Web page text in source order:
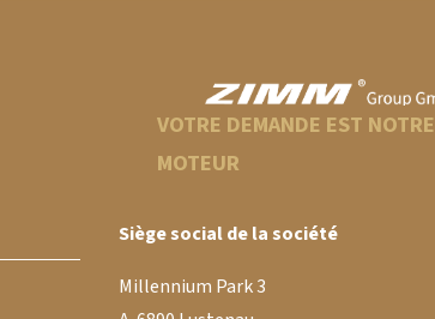
VOTRE DEMANDE EST NOTRE
MOTEUR
Siège social de la société
Millennium Park 3